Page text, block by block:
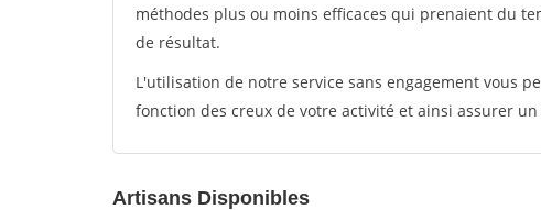
méthodes plus ou moins efficaces qui prenaient du
de résultat.
L'utilisation de notre service sans engagement vous
fonction des creux de votre activité et ainsi assurer
Artisans Disponibles